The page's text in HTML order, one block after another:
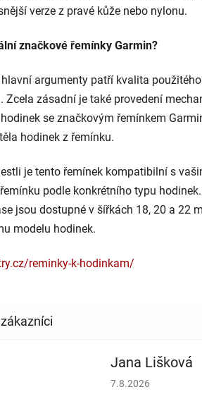
verze z pravé kůže nebo nylonu.
značkové řemínky Garmin?
hlavní argumenty patří kvalita
Zcela zásadní je také provedení
se značkovým řemínkem
hodinek z řemínku.
je tento řemínek kompatibilní s
podle konkrétního typu hodinek.
jsou dostupné v šířkách 18, 20 a 22
modelu hodinek.
reminky-k-hodinkam/
je 5 z 5 hvězdiček.
Jana Lišková
Hodnocení
7.8.2026